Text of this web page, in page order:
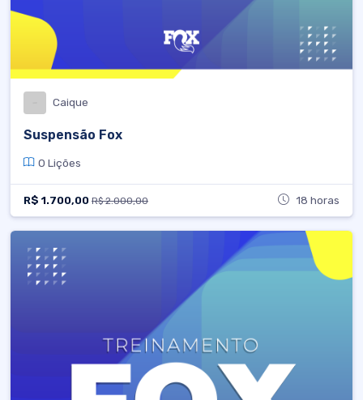
Caique
Suspensão Fox
0 Lições
R$ 1.700,00 R$ 2.000,00 18 horas